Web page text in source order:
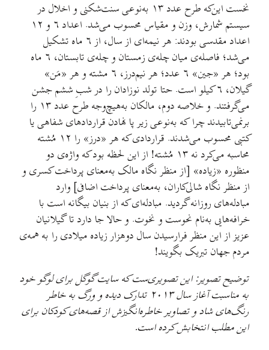
نخست این‌که طرح عدد ١٣ به‌نوعی سنت‌شکنی و اخلال در
سیستم شمارش، وزن و مقیاس محسوب می‌شد. اعداد ٦ و ١٢
اعداد مقدسی بودند: هر نیمه‌ای از سال، از ٦ ماه تشکیل
می‌شد؛ فاصله‌ی میان چله‌ی زمستان و چله‌ی تابستان، ٦ ماه
بود؛ هر «جین» ٦ عدد؛ هر نیم‌درز، ٦ مشته و هر «مَن»
٦ کیلو است. حتا تولد نوزادان را در شبِ ششم جشن
می‌گرفتند. و خلاصه دوم، مالکان به‌هیچ‌وجه طرح عدد ١٣ را
که به‌نوعی زیر پا نهادن قراردادهای شفاهی یا
کتبی محسوب می‌شدند. قراردادی که هر «درز» را ١٢ مُشته
محاسبه می‌کرد نه ١٣ مُشته! از این لحظه بود که واژه‌ی دو
[از منظر نگاه مالک به‌معنای پرداخت کسری و
به‌معنای پرداخت اضافی] وارد
گردید. مبادله‌ای که از بنیان بیگانه است با
نحوست و نخوت. و حالا جا دارد تا گیلانیان
فرارسیدن سال دوهزار زیاده میلادی را به همه‌ی
بگویند!
این تصویری‌ست که سایت گوگل برای لوگو خود
به مناسبت آغاز سال ۲۰۱۳ تدارک دیده و ورگ به خاطر
تصاویر خاطره‌انگیزش از قصه‌های کودکان برای
کرده است.